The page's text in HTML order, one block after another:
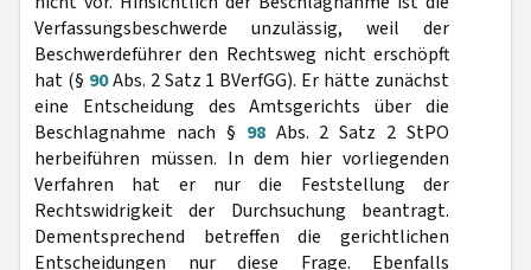
Verfassungsbeschwerde unzulässig, weil der
Beschwerdeführer den Rechtsweg nicht erschöpft
hat (§ 90Abs. 2 Satz 1 BVerfGG). Er hätte zunächst
eine Entscheidung des Amtsgerichts über die
Beschlagnahme nach § 98Abs. 2 Satz 2 StPO
herbeiführen müssen. In dem hier vorliegenden
Verfahren hat er nur die Feststellung der
Rechtswidrigkeit der Durchsuchung beantragt.
Dementsprechend betreffen die gerichtlichen
Entscheidungen nur diese Frage. Ebenfalls